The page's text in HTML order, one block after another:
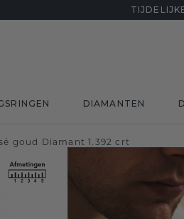
DIAMANTEN
goud Diamant 1.392 crt